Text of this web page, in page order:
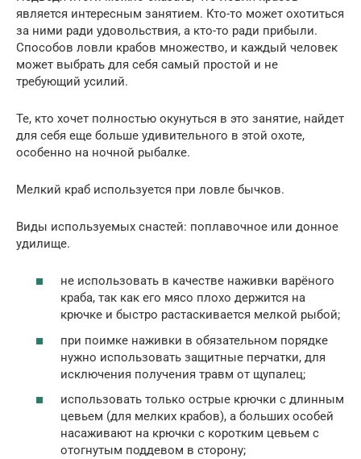
является интересным занятием. Кто-то может охотиться
за ними ради удовольствия, а кто-то ради прибыли.
Способов ловли крабов множество, и каждый человек
может выбрать для себя самый простой и не
требующий усилий.
Те, кто хочет полностью окунуться в это занятие, найдет
для себя еще больше удивительного в этой охоте,
особенно на ночной рыбалке.
Мелкий краб используется при ловле бычков.
Виды используемых снастей: поплавочное или донное
удилище.
не использовать в качестве наживки варёного
краба, так как его мясо плохо держится на
крючке и быстро растаскивается мелкой рыбой;
при поимке наживки в обязательном порядке
нужно использовать защитные перчатки, для
исключения получения травм от щупалец;
использовать только острые крючки с длинным
цевьем (для мелких крабов), а больших особей
насаживают на крючки с коротким цевьем с
отогнутым поддевом в сторону;